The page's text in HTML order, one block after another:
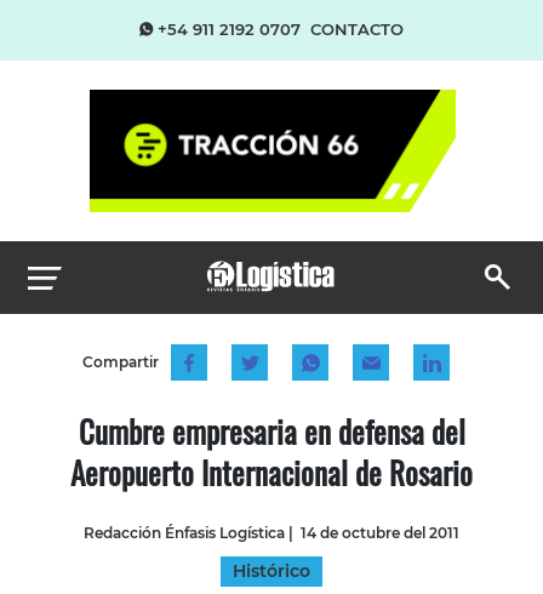
+54 911 2192 0707 CONTACTO
Compartir
Cumbre empresaria en defensa del
Aeropuerto Internacional de Rosario
Redacción Énfasis Logística | 14 de octubre del 2011
Histórico